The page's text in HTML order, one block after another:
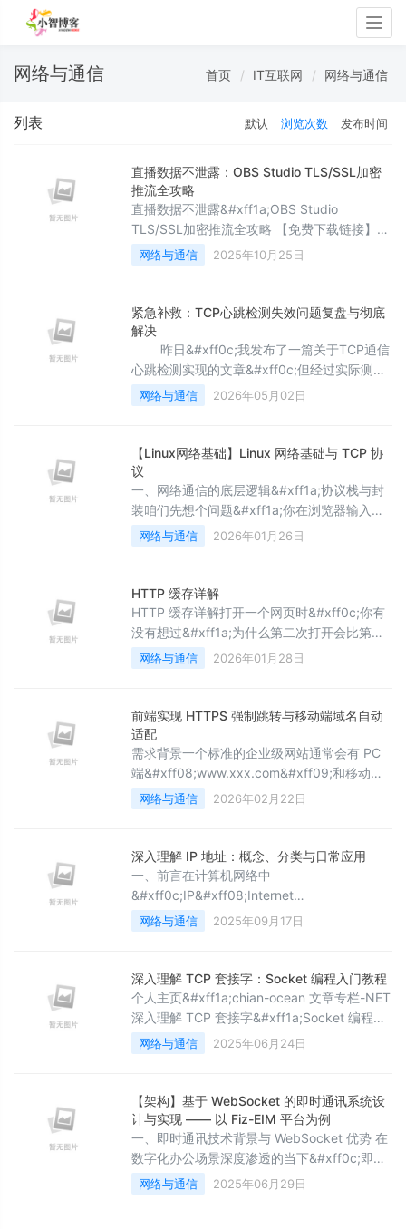
网络与通信 首页 IT互联网 网络与通信
列表 默认 浏览次数 发布时间
直播数据不泄露：OBS Studio TLS/SSL加密
推流全攻略
直播数据不泄露&#xff1a;OBS Studio
TLS/SSL加密推流全攻略 【免费下载链接】
obs-studio OBS Studio - 用于直播和屏幕录
制的免费开源软件。 项目地址: 你是否曾担心
当使用OBS Studio进行直
网络与通信 2025年10月25日
紧急补救：TCP心跳检测失效问题复盘与彻底
解决
昨日&#xff0c;我发布了一篇关于TCP通信
心跳检测实现的文章&#xff0c;但经过实际测试
验证&#xff0c;发现其中的心跳检测逻辑存在严
重缺陷——当物理网线断开等极端场景发生时
&#xff0c;无法正确判定连接失效&#xff0c;导致
重连机制无法触发。在此&#xff0c;我向所有阅
读过该文章的读者致以诚挚的歉意&#xff0c;并
通过本
网络与通信 2026年05月02日
【Linux网络基础】Linux 网络基础与 TCP 协
议
一、网络通信的底层逻辑&#xff1a;协议栈与封
装咱们先想个问题&#xff1a;你在浏览器输入网
址&#xff0c;数据是怎么传到服务器的&#xff1f;
答案就是“分层协作”——就像快递公司送货
&#xff0c;分拣员&#xff08;传输层&#xff09;贴地
址&#xff0c;运输员&#xff08;网络层&#xff09;选
路线&#xff
网络与通信 2026年01月26日
HTTP 缓存详解
HTTP 缓存详解打开一个网页时&#xff0c;你有
没有想过&#xff1a;为什么第二次打开会比第一
次快那么多&#xff1f;答案藏在HTTP 缓存里
—— 它是减少网络请求、节省带宽、提升页面
缓存的逻辑&#xff0c;把 “强制缓存”“协商缓存”
这些概念拆透&#xff0c;再补上实际开发里的实
用技巧。 一、为什么 HTTP 缓存是性能优化的
“刚
网络与通信 2026年01月28日
前端实现 HTTPS 强制跳转与移动端域名自动
适配
需求背景一个标准的企业级网站通常会有 PC
端&#xff08;www.xxx.com&#xff09;和移动端
&#xff08;m.xxx.com&#xff09;两个域名
&#xff0c;同时需要确保全站使用 HTTPS 协
是 HTTP 还是 HTTPS 协议&#xff0c;最终都强
制跳转到 HTTPS 2.PC 端访问 www 域名保持
不变&#xff
网络与通信 2026年02月22日
深入理解 IP 地址：概念、分类与日常应用
一、前言在计算机网络中
&#xff0c;IP&#xff08;Internet
Protocol&#xff0c;互联网协议&#xff09;是最基
础、最核心的概念之一。无论是访问网页、发
&#xff0c;底层都依赖 IP 来实现设备之间的通
信。可以说&#xff0c;没有 IP&#xff0c;现代互联
网就无法正常运行。对于从事 IT 工作的人员
&#xff08;如
网络与通信 2025年09月17日
深入理解 TCP 套接字：Socket 编程入门教程
个人主页&#xff1a;chian-ocean 文章专栏-NET
深入理解 TCP 套接字&#xff1a;Socket 编程入
门教程 个人主页&#xff1a;chian-ocean 文章专
栏-NET 前言 TCP工作原理 建立连接&#xff08;
&#xff09; TCP &#96;socket&#
网络与通信 2025年06月24日
【架构】基于 WebSocket 的即时通讯系统设
计与实现 —— 以 Fiz-EIM 平台为例
一、即时通讯技术背景与 WebSocket 优势 在
数字化办公场景深度渗透的当下&#xff0c;即时
通讯&#xff08;IM&#xff09;系统已成为企业协作
架构的核心组件。传统基于 HTTP 轮询的实时
网络与通信 2025年06月29日